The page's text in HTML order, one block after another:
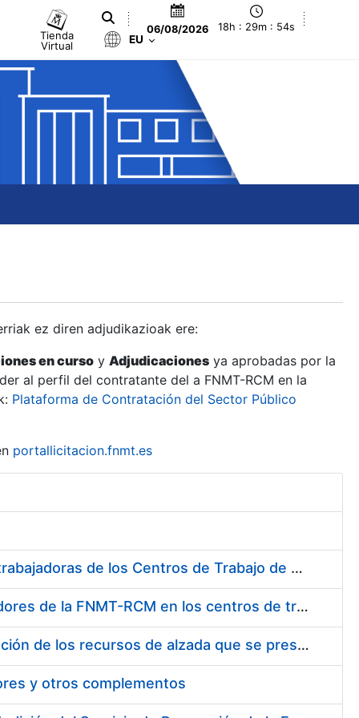
Tienda
Virtual
06/08/2026 18h : 29m : 55s
EU
ez diren adjudikazioak ere:
en curso y Adjudicaciones ya aprobadas por la
al perfil del contratante del a FNMT-RCM en la
Plataforma de Contratación del Sector Público
portallicitacion.fnmt.es
Suministro de Protectores Auditivos a medida para las personas trabajadoras de los Centros de Trabajo de Madrid y Burgos
Suministro de gafas graduadas antiproyecciones para los trabajadores de la FNMT-RCM en los centros de trabajo de Madrid y Burgos
Servicios de una empresa externa para el asesoramiento y resolución de los recursos de alzada que se presentan relacionados con procesos de selección para la FNMT-RCM
y otros complementos